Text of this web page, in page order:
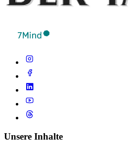
Unsere Inhalte